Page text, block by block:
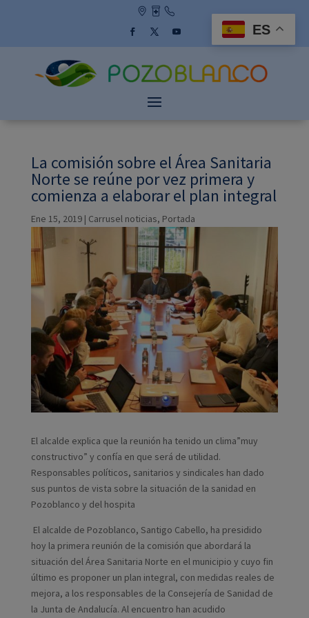
La comisión sobre el Área Sanitaria
Norte se reúne por vez primera y
comienza a elaborar el plan integral
Ene 15, 2019| Carrusel noticias, Portada
El alcalde explica que la reunión ha tenido un clima”muy
constructivo” y confía en que será de utilidad.
Responsables políticos, sanitarios y sindicales han dado
sus puntos de vista sobre la situación de la sanidad en
Pozoblanco y del hospita
El alcalde de Pozoblanco, Santigo Cabello, ha presidido
hoy la primera reunión de la comisión que abordará la
situación del Área Sanitaria Norte en el municipio y cuyo fin
último es proponer un plan integral, con medidas reales de
mejora, a los responsables de la Consejería de Sanidad de
la Junta de Andalucía. Al encuentro han acudido
ES